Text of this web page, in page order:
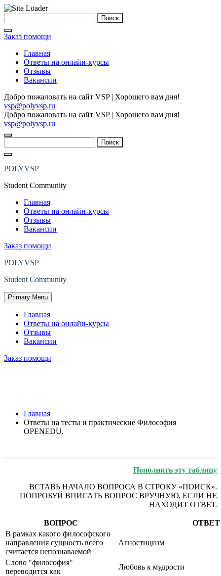
to
content
Заказ помощи
Главная
Ответы на онлайн-курсы
Отзывы
Вакансии
Добро пожаловать на сайт VSP | Хорошего вам дня!
vsp@polyvsp.ru
Добро пожаловать на сайт VSP | Хорошего вам дня!
vsp@polyvsp.ru
POLYVSP
Student Community
Главная
Ответы на онлайн-курсы
Отзывы
Вакансии
Заказ помощи
POLYVSP
Student Community
Primary Menu
Главная
Ответы на онлайн-курсы
Отзывы
Вакансии
Заказ помощи
Главная
Ответы на тесты и практические Философия
OPENEDU.
Пополнить эту таблицу
ВСТАВЬ НАЧАЛО ВОПРОСА В СТРОКУ «ПОИСК».
ПОПРОБУЙ ВПИСАТЬ ВОПРОС ВРУЧНУЮ, ЕСЛИ НЕ
НАХОДИТ ОТВЕТ.
ВОПРОС
ОТВЕТ
В рамках какого философского
направления сущность всего
считается непознаваемой
Агностицизм
Слово "философия"
переводится как
Любовь к мудрости